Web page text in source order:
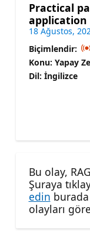
Practical
application
18 Ağustos,
Biçimlendir:
Konu: Yapay
Dil: İngilizce
Bu olay,
Şuraya
edin
olayları